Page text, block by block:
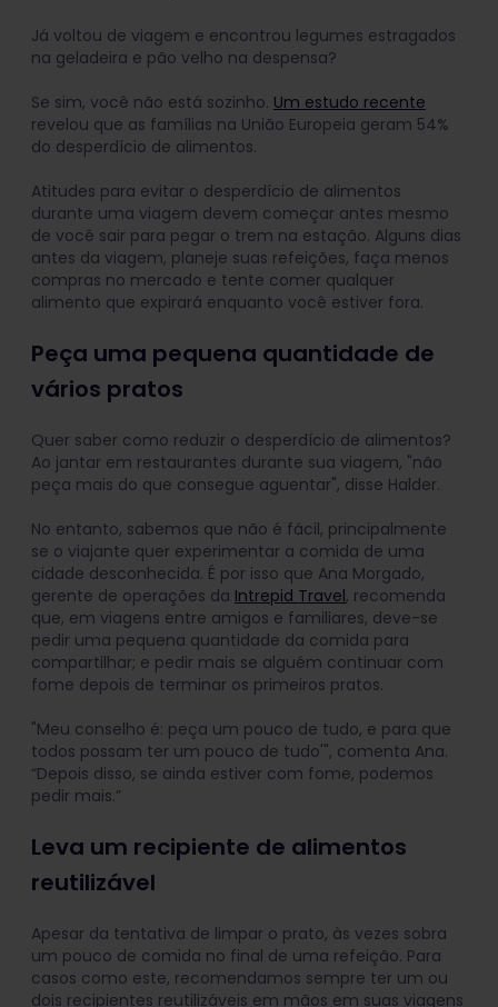
Já voltou de viagem e encontrou legumes estragados
na geladeira e pão velho na despensa?
Se sim, você não está sozinho. Um estudo recente
revelou que as famílias na União Europeia geram 54%
do desperdício de alimentos.
Atitudes para evitar o desperdício de alimentos
durante uma viagem devem começar antes mesmo
de você sair para pegar o trem na estação. Alguns dias
antes da viagem, planeje suas refeições, faça menos
compras no mercado e tente comer qualquer
alimento que expirará enquanto você estiver fora.
Peça uma pequena quantidade de
vários pratos
Quer saber como reduzir o desperdício de alimentos?
Ao jantar em restaurantes durante sua viagem, "não
peça mais do que consegue aguentar", disse Halder.
No entanto, sabemos que não é fácil, principalmente
se o viajante quer experimentar a comida de uma
cidade desconhecida. É por isso que Ana Morgado,
gerente de operações da Intrepid Travel, recomenda
que, em viagens entre amigos e familiares, deve-se
pedir uma pequena quantidade da comida para
compartilhar; e pedir mais se alguém continuar com
fome depois de terminar os primeiros pratos.
"Meu conselho é: peça um pouco de tudo, e para que
todos possam ter um pouco de tudo'", comenta Ana.
“Depois disso, se ainda estiver com fome, podemos
pedir mais.”
Leva um recipiente de alimentos
reutilizável
Apesar da tentativa de limpar o prato, às vezes sobra
um pouco de comida no final de uma refeição. Para
casos como este, recomendamos sempre ter um ou
dois recipientes reutilizáveis em mãos em suas viagens